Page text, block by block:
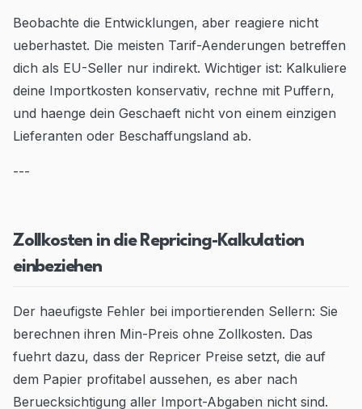
Beobachte die Entwicklungen, aber reagiere nicht
ueberhastet. Die meisten Tarif-Aenderungen betreffen
dich als EU-Seller nur indirekt. Wichtiger ist: Kalkuliere
deine Importkosten konservativ, rechne mit Puffern,
und haenge dein Geschaeft nicht von einem einzigen
Lieferanten oder Beschaffungsland ab.
---
Zollkosten in die Repricing-Kalkulation
einbeziehen
Der haeufigste Fehler bei importierenden Sellern: Sie
berechnen ihren Min-Preis ohne Zollkosten. Das
fuehrt dazu, dass der Repricer Preise setzt, die auf
dem Papier profitabel aussehen, es aber nach
Beruecksichtigung aller Import-Abgaben nicht sind.